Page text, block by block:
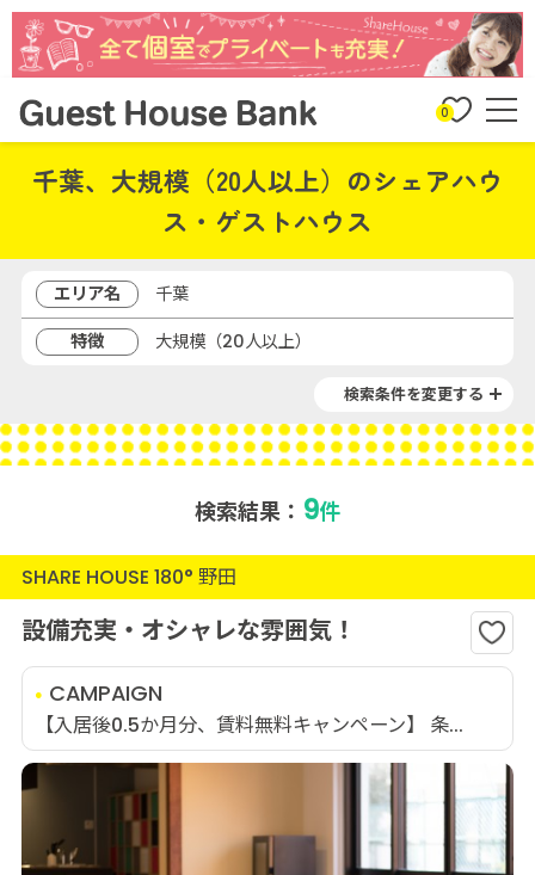
0
千葉、大規模（20人以上）のシェアハウ
ス・ゲストハウス
エリア名
千葉
特徴
大規模（20人以上）
検索条件を変更する
検索結果： 9件
SHARE HOUSE 180° 野田
設備充実・オシャレな雰囲気！
CAMPAIGN
【入居後0.5か月分、賃料無料キャンペーン】 条...